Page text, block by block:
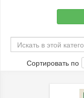
Сортировать по